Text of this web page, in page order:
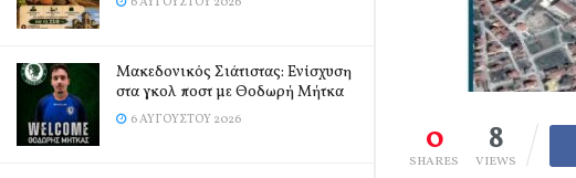
Μακεδονικός Σιάτιστας: Ενίσχυση
στα γκολ ποστ με Θοδωρή Μήτκα
6 ΑΥΓΟΎΣΤΟΥ 2026 0
SHARES
8
VIEWS